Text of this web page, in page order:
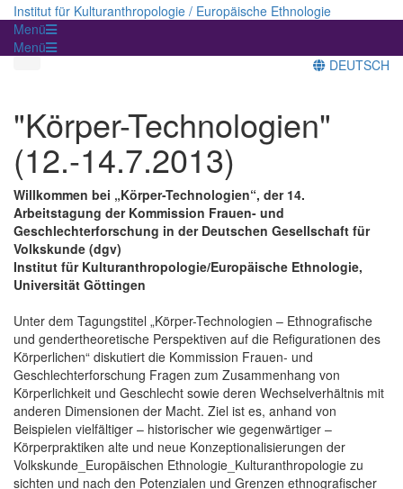
Institut für Kulturanthropologie / Europäische Ethnologie
Menü
Menü
DEUTSCH
"Körper-Technologien"
(12.-14.7.2013)
Willkommen bei „Körper-Technologien“, der 14.
Arbeitstagung der Kommission Frauen- und
Geschlechterforschung in der Deutschen Gesellschaft für
Volkskunde (dgv)
Institut für Kulturanthropologie/Europäische Ethnologie,
Universität Göttingen
Unter dem Tagungstitel „Körper-Technologien – Ethnografische
und gendertheoretische Perspektiven auf die Refigurationen des
Körperlichen“ diskutiert die Kommission Frauen- und
Geschlechterforschung Fragen zum Zusammenhang von
Körperlichkeit und Geschlecht sowie deren Wechselverhältnis mit
anderen Dimensionen der Macht. Ziel ist es, anhand von
Beispielen vielfältiger – historischer wie gegenwärtiger –
Körperpraktiken alte und neue Konzeptionalisierungen der
Volkskunde_Europäischen Ethnologie_Kulturanthropologie zu
sichten und nach den Potenzialen und Grenzen ethnografischer